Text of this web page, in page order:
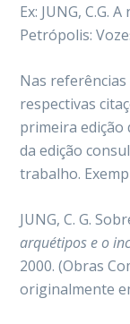
Ex: JUNG, C.G.
Petrópolis:
Nas
respectivas
primeira edição
da edição
trabalho.
JUNG, C. G.
arquétipos e o
2000. (Obras
originalmente